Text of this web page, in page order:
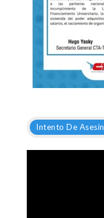
Intento De